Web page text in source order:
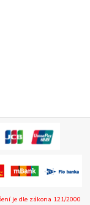
je dle zákona 121/2000